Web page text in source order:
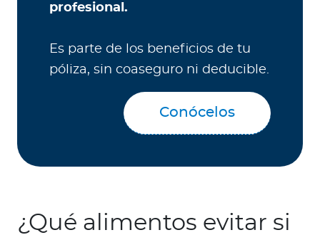
profesional.
Es parte de los beneficios de tu
póliza, sin coaseguro ni deducible.
Conócelos
¿Qué alimentos evitar si